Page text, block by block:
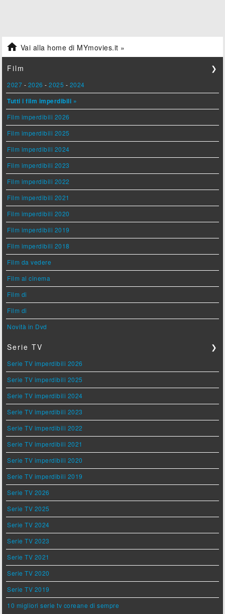
 Vai alla home di MYmovies.it »
Film ❯
2027 - 2026 -2025 - 2024
Tutti i film imperdibili »
Film imperdibili 2026
Film imperdibili 2025
Film imperdibili 2024
Film imperdibili 2023
Film imperdibili 2022
Film imperdibili 2021
Film imperdibili 2020
Film imperdibili 2019
Film imperdibili 2018
Film da vedere
Film al cinema
Film di
Film di
Novità in Dvd
Serie TV ❯
Serie TV imperdibili 2026
Serie TV imperdibili 2025
Serie TV imperdibili 2024
Serie TV imperdibili 2023
Serie TV imperdibili 2022
Serie TV imperdibili 2021
Serie TV imperdibili 2020
Serie TV imperdibili 2019
Serie TV 2026
Serie TV 2025
Serie TV 2024
Serie TV 2023
Serie TV 2021
Serie TV 2020
Serie TV 2019
10 migliori serie tv coreane di sempre